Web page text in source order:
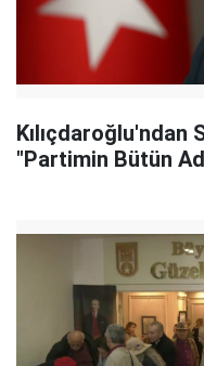
"Partimin Bütün